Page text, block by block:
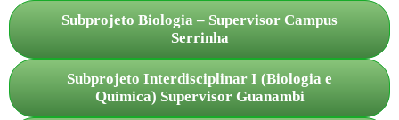
Subprojeto Biologia – Supervisor Campus
Serrinha
Subprojeto Interdisciplinar I (Biologia e
Química) Supervisor Guanambi